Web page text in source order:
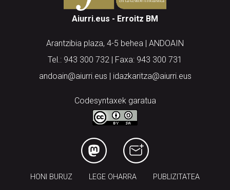
Aiurri.eus - Erroitz BM
Arantzibia plaza, 4-5 behea | ANDOAIN
Tel.: 943 300 732 | Faxa: 943 300 731
andoain@aiurri.eus | idazkaritza@aiurri.eus
Codesyntaxek garatua
HONI BURUZ LEGE OHARRA PUBLIZITATEA